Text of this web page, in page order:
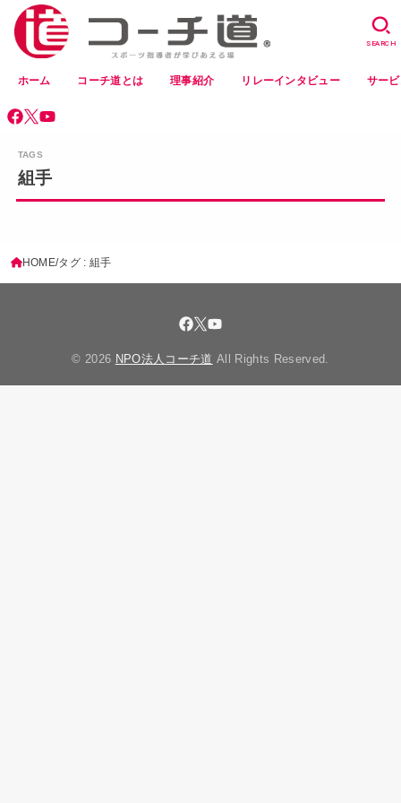
ホーム コーチ道とは 理事紹介 リレーインタビュー サー
SEARCH
組手
HOME タグ : 組手
© 2026 NPO法人コーチ道 All Rights Reserved.